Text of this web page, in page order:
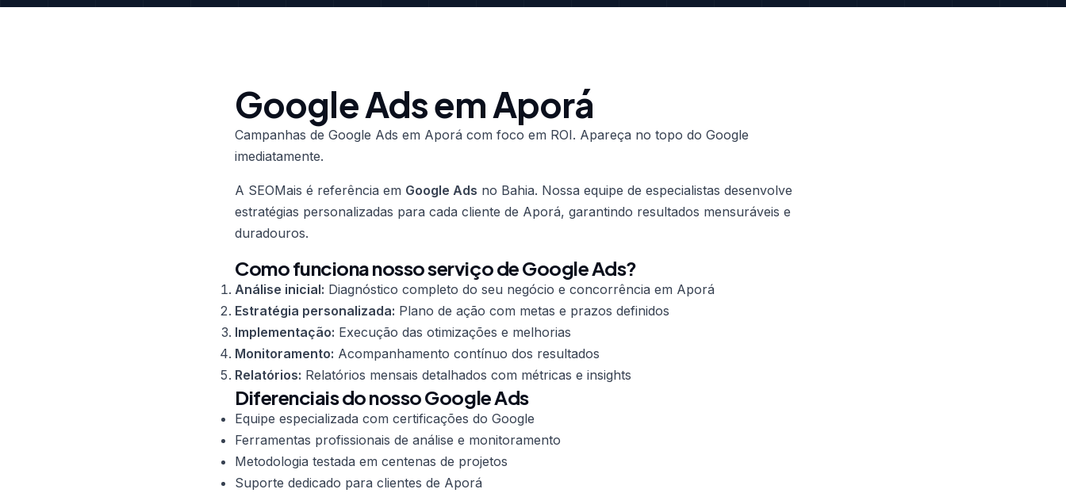
Google Ads em Aporá
Campanhas de Google Ads em Aporá com foco em ROI. Apareça no topo do Google
imediatamente.
A SEOMais é referência em Google Ads no Bahia. Nossa equipe de especialistas desenvolve
estratégias personalizadas para cada cliente de Aporá, garantindo resultados mensuráveis e
duradouros.
Como funciona nosso serviço de Google Ads?
Análise inicial: Diagnóstico completo do seu negócio e concorrência em Aporá
Estratégia personalizada: Plano de ação com metas e prazos definidos
Implementação: Execução das otimizações e melhorias
Monitoramento: Acompanhamento contínuo dos resultados
Relatórios: Relatórios mensais detalhados com métricas e insights
Diferenciais do nosso Google Ads
Equipe especializada com certificações do Google
Ferramentas profissionais de análise e monitoramento
Metodologia testada em centenas de projetos
Suporte dedicado para clientes de Aporá